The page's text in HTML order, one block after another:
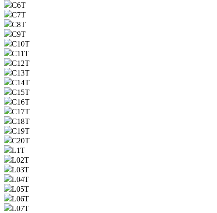
C6T
C7T
C8T
C9T
C10T
C11T
C12T
C13T
C14T
C15T
C16T
C17T
C18T
C19T
C20T
L1T
L02T
L03T
L04T
L05T
L06T
L07T